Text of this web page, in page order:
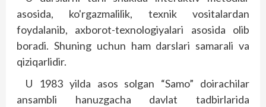
asosida, ko'rgazmalilik, texnik vositalardan
foydalanib, axborot-texnologiyalari asosida olib
boradi. Shuning uchun ham darslari samarali va
qiziqarlidir.
U 1983 yilda asos solgan “Samo” doirachilar
ansambli hanuzgacha davlat tadbirlarida